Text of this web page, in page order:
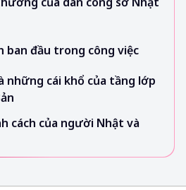
ban đầu trong công việc
những cái khổ của tầng lớp
cách của người Nhật và